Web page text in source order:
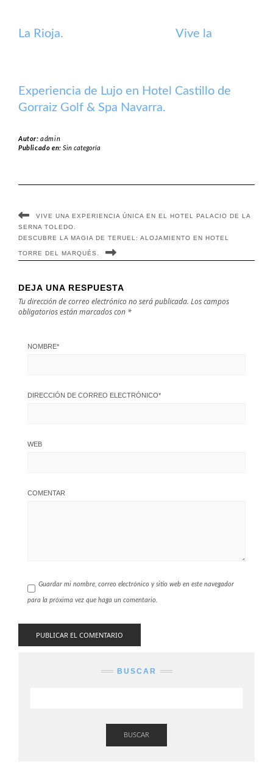
La Rioja. Vive la
Experiencia de Lujo en Hotel Castillo de
Gorraiz Golf & Spa Navarra.
Autor:admin
Publicado en:Sin categoría
VIVE UNA EXPERIENCIA ÚNICA EN EL HOTEL PALACIO DE LA
SERNA TOLEDO.
DESCUBRE LA MAGIA DE TERUEL: ALOJAMIENTO EN HOTEL
TORRE DEL MARQUÉS.
DEJA UNA RESPUESTA
Tu dirección de correo electrónico no será publicada. Los campos
obligatorios están marcados con *
NOMBRE*
DIRECCIÓN DE CORREO ELECTRÓNICO*
WEB
COMENTAR
Guardar mi nombre, correo electrónico y sitio web en este navegador
para la próxima vez que haga un comentario.
BUSCAR
BUSCAR